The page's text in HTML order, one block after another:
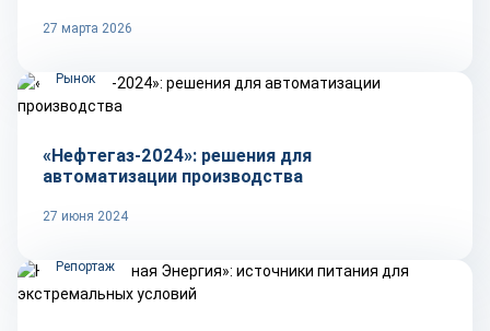
27 марта 2026
Рынок
«Нефтегаз-2024»: решения для
автоматизации производства
27 июня 2024
Репортаж